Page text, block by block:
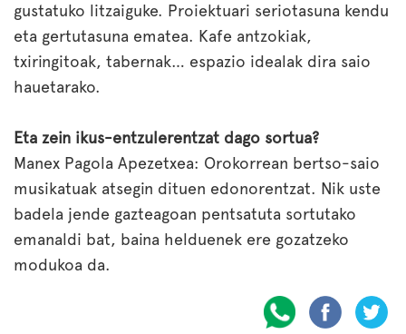
gustatuko litzaiguke. Proiektuari seriotasuna kendu
eta gertutasuna ematea. Kafe antzokiak,
txiringitoak, tabernak… espazio idealak dira saio
hauetarako.
Eta zein ikus-entzulerentzat dago sortua?
Manex Pagola Apezetxea: Orokorrean bertso-saio
musikatuak atsegin dituen edonorentzat. Nik uste
badela jende gazteagoan pentsatuta sortutako
emanaldi bat, baina helduenek ere gozatzeko
modukoa da.